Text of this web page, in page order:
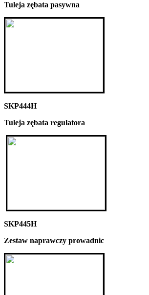
Tuleja zębata pasywna
SKP444H
Tuleja zębata regulatora
SKP445H
Zestaw naprawczy prowadnic